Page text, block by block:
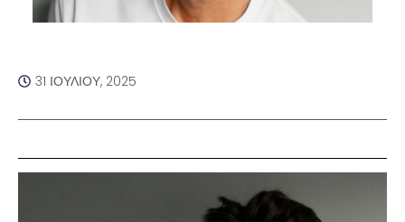
31 ΙΟΥΛΊΟΥ, 2025